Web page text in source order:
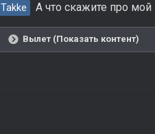
Takke А что скажите про
Вылет (Показать контент)